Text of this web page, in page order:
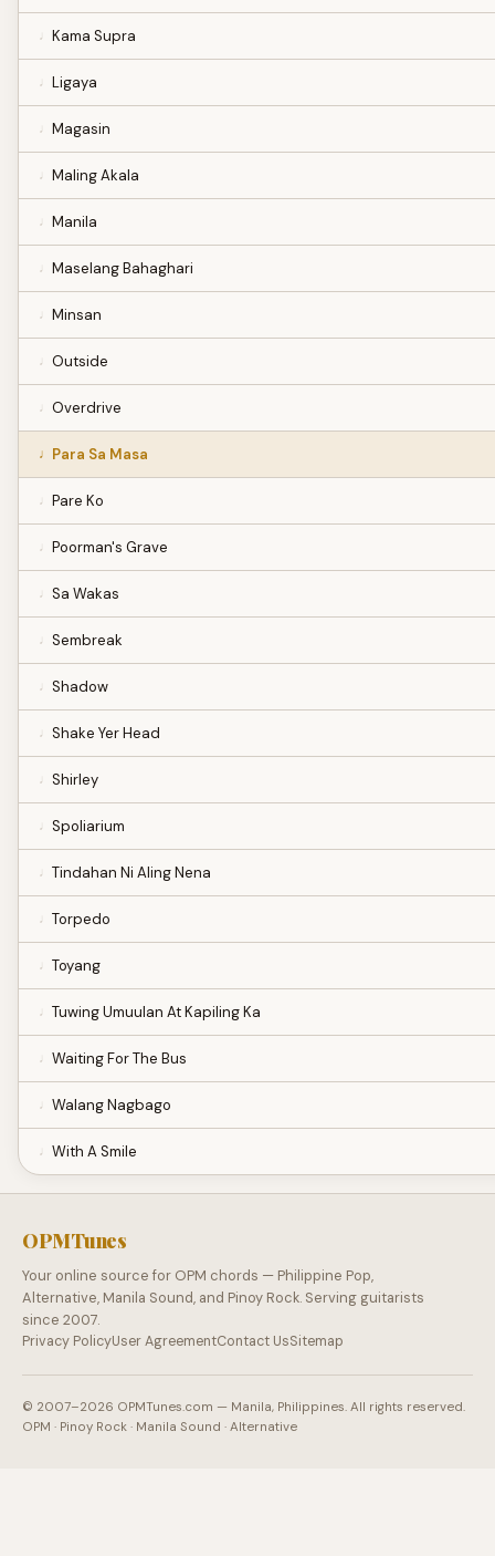
Kama Supra
Ligaya
Magasin
Maling Akala
Manila
Maselang Bahaghari
Minsan
Outside
Overdrive
Para Sa Masa
Pare Ko
Poorman's Grave
Sa Wakas
Sembreak
Shadow
Shake Yer Head
Shirley
Spoliarium
Tindahan Ni Aling Nena
Torpedo
Toyang
Tuwing Umuulan At Kapiling Ka
Waiting For The Bus
Walang Nagbago
With A Smile
OPMTunes
Your online source for OPM chords — Philippine Pop,
Alternative, Manila Sound, and Pinoy Rock. Serving guitarists
since 2007.
Privacy PolicyUser AgreementContact UsSitemap
© 2007–2026 OPMTunes.com — Manila, Philippines. All rights reserved.
OPM · Pinoy Rock · Manila Sound · Alternative